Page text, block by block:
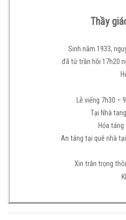
Thầy
Sinh năm 1933,
đã từ trần hồi 17h20
Lễ viếng 7h30 –
Tại Nhà
Hỏa
An táng tại quê nhà
Xin trân trọng